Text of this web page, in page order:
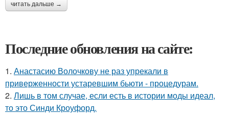
читать дальше →
Последние обновления на сайте:
1. Анастасию Волочкову не раз упрекали в
приверженности устаревшим бьюти - процедурам.
2. Лишь в том случае, если есть в истории моды идеал,
то это Синди Кроуфорд.